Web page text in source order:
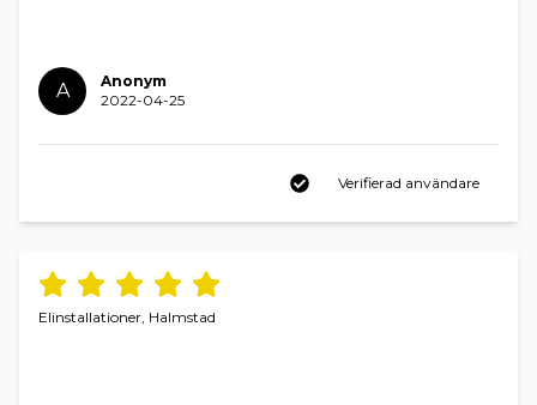
A
Anonym
2022-04-25
Verifierad användare
Elinstallationer, Halmstad